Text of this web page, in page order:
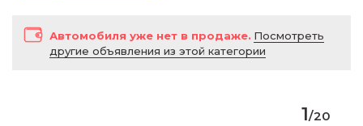
Автомобиля уже нет в продаже. Посмотреть
другие объявления из этой категории
1/20